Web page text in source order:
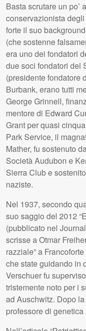
Basta scrutare un po’
conservazionista
forte il suo
(che sostenne
era uno dei fondatori
due soci fondatori del
(presidente fondatore
Burbank, erano tutti
George Grinnell,
mentore di Edward
Grant per quasi
Park Service, il
Mather, fu sostenuto
Società Audubon e
Sierra Club e
naziste.
Nel 1937, secondo
suo saggio del 2012
(pubblicato nel
scrisse a Otmar
razziale” a
che state guidando in
Verschuer fu
tristemente noto per i
ad Auschwitz. Dopo
professore di genetica